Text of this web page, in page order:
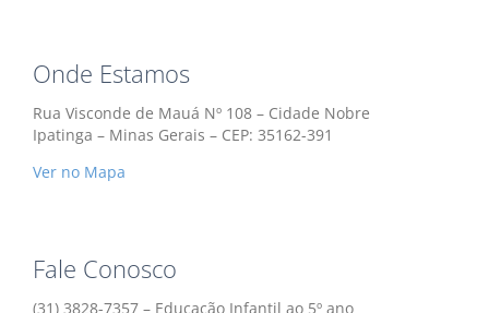
Onde Estamos
Rua Visconde de Mauá Nº 108 – Cidade Nobre
Ipatinga – Minas Gerais – CEP: 35162-391
Ver no Mapa
Fale Conosco
(31) 3828-7357 – Educação Infantil ao 5º ano